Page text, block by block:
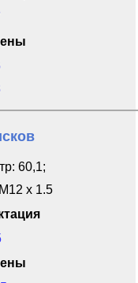
60,1;
x 1.5